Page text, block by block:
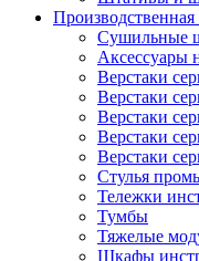
Производственная
Cушильные
Аксессуары
Верстаки
Верстаки
Верстаки
Верстаки
Верстаки
Стулья
Тележки
Тумбы
Тяжелые
Шкафы